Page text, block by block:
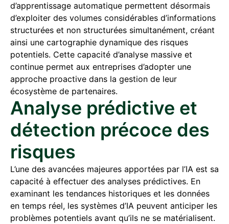
d’apprentissage automatique permettent désormais
d’exploiter des volumes considérables d’informations
structurées et non structurées simultanément, créant
ainsi une cartographie dynamique des risques
potentiels. Cette capacité d’analyse massive et
continue permet aux entreprises d’adopter une
approche proactive dans la gestion de leur
écosystème de partenaires.
Analyse prédictive et
détection précoce des
risques
L’une des avancées majeures apportées par l’IA est sa
capacité à effectuer des analyses prédictives. En
examinant les tendances historiques et les données
en temps réel, les systèmes d’IA peuvent anticiper les
problèmes potentiels avant qu’ils ne se matérialisent.